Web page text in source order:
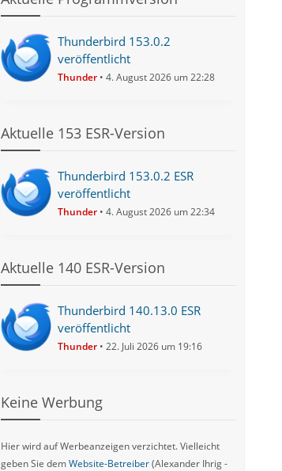
Thunderbird 153.0.2
veröffentlicht
Thunder 4. August 2026 um 22:28
Aktuelle 153 ESR-Version
Thunderbird 153.0.2 ESR
veröffentlicht
Thunder 4. August 2026 um 22:34
Aktuelle 140 ESR-Version
Thunderbird 140.13.0 ESR
veröffentlicht
Thunder 22. Juli 2026 um 19:16
Keine Werbung
Hier wird auf Werbeanzeigen verzichtet. Vielleicht
geben Sie demWebsite-Betreiber(Alexander Ihrig -